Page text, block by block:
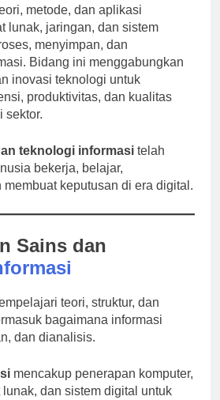
metode, dan aplikasi
lunak, jaringan, dan sistem
menyimpan, dan
Bidang ini menggabungkan
inovasi teknologi untuk
produktivitas, dan kualitas
sektor.
teknologi informasi telah
bekerja, belajar,
membuat keputusan di era digital.
Sains dan
teori, struktur, dan
bagaimana informasi
dan dianalisis.
mencakup penerapan komputer,
dan sistem digital untuk